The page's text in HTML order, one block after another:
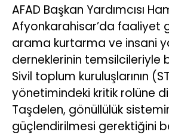
AFAD Başkan Yardımcısı
Afyonkarahisar’da faaliyet
arama kurtarma ve insani
derneklerinin temsilcileriyle
Sivil toplum kuruluşlarının
yönetimindeki kritik rolüne
Taşdelen, gönüllülük
güçlendirilmesi gerektiğini